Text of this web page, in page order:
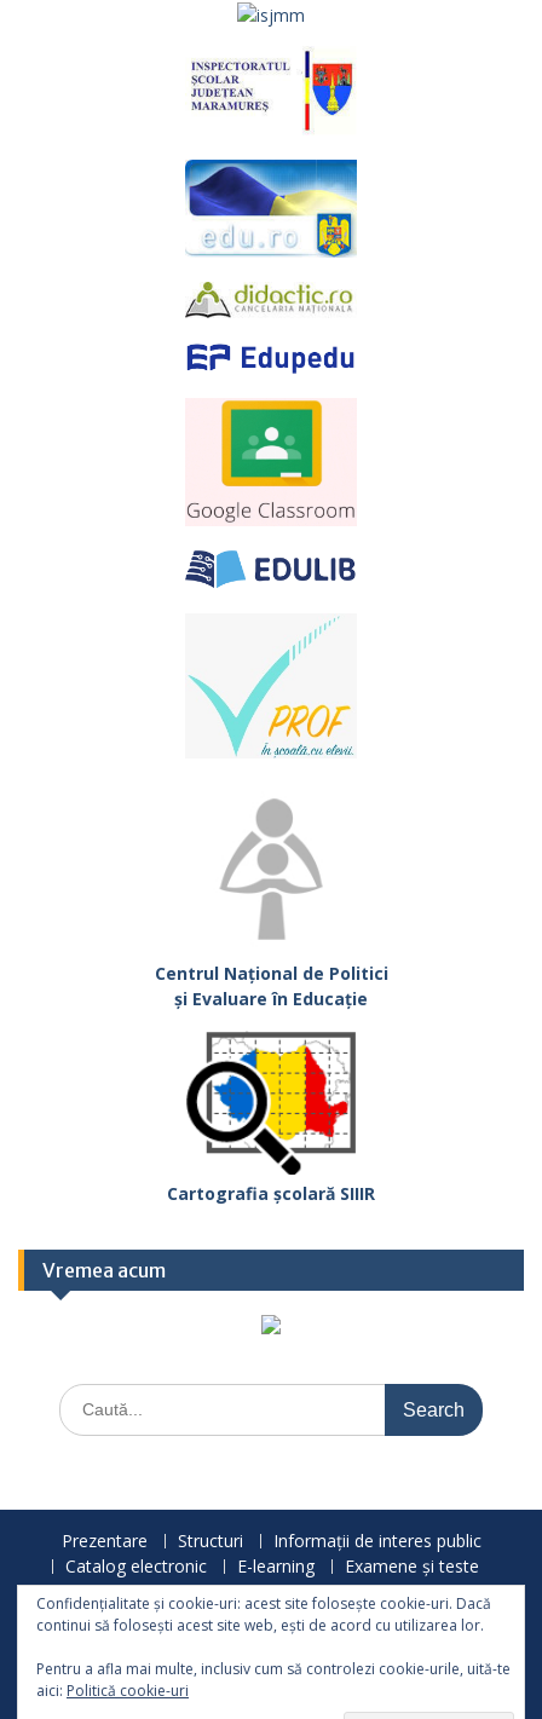
Centrul Național de Politici
și Evaluare în Educație
Cartografia școlară SIIIR
Vremea acum
Search
for:
Prezentare Structuri
Informații de interes public
Catalog electronic
E-learning
Examene și teste
Activități și proiecte
Anunțuri
Olimpiade și concursuri
Sport Galerie
Orar
Asociația de părinți
© 2008-2026 - Școala Gimnazială „Dr. Ioan Mihalyi de Apșa”
Confidențialitate și cookie-uri: acest site folosește cookie-uri. Dacă
continui să folosești acest site web, ești de acord cu utilizarea lor.
Pentru a afla mai multe, inclusiv cum să controlezi cookie-urile, uită-te
aici: Politică cookie-uri